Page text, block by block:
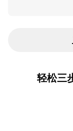
轻松三